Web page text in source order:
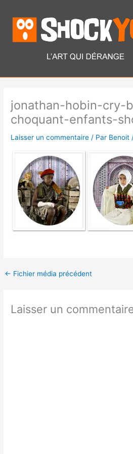
contenu
jonathan-hobin-cry-
choquant-enfants-
Laisser un commentaire / Par Benoit
← Fichier média précédent
Laisser un